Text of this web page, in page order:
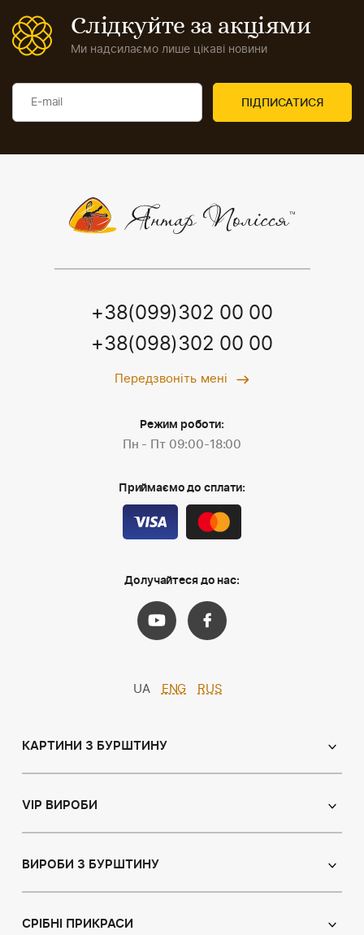
Слідкуйте за акціями
Ми надсилаємо лише цікаві новини
+38(099)302 00 00
+38(098)302 00 00
Передзвоніть мені
Режим роботи:
Пн - Пт 09:00-18:00
Приймаємо до сплати:
Долучайтеся до нас:
UA ENG RUS
КАРТИНИ З БУРШТИНУ
Іменні ікони
Натюрморт
VIP ВИРОБИ
Ікони з пластин
ВИРОБИ З БУРШТИНУ
Браслети
СРІБНІ ПРИКРАСИ